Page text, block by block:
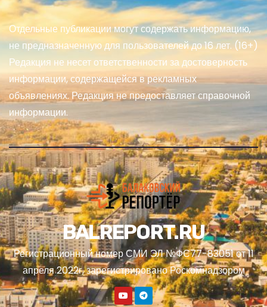
Отдельные публикации могут содержать информацию,
не предназначенную для пользователей до 16 лет. (16+)
Редакция не несет ответственности за достоверность
информации, содержащейся в рекламных
объявлениях. Редакция не предоставляет справочной
информации.
BALREPORT.RU
Регистрационный номер СМИ ЭЛ №ФС77-83051 от 11
апреля 2022г, зарегистрировано Роскомнадзором